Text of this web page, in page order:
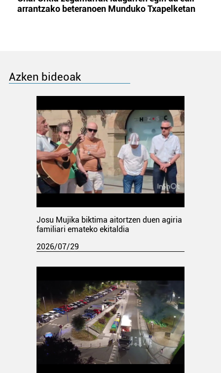
arrantzako beteranoen Munduko Txapelketan
Azken bideoak
Josu Mujika biktima aitortzen duen agiria
familiari emateko ekitaldia
2026/07/29